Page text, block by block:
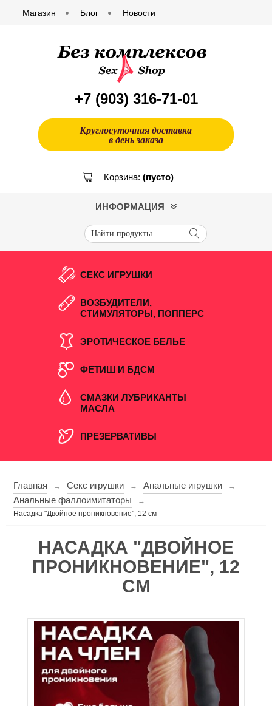
Магазин Блог Новости
+7 (903) 316-71-01
Круглосуточная доставка
в день заказа
Корзина: (пусто)
ИНФОРМАЦИЯ
СЕКС ИГРУШКИ
ВОЗБУДИТЕЛИ,
СТИМУЛЯТОРЫ, ПОППЕРС
ЭРОТИЧЕСКОЕ БЕЛЬЕ
ФЕТИШ И БДСМ
СМАЗКИ ЛУБРИКАНТЫ
МАСЛА
ПРЕЗЕРВАТИВЫ
Главная → Секс игрушки → Анальные игрушки →
Анальные фаллоимитаторы
→
Насадка "Двойное проникновение", 12 см
НАСАДКА "ДВОЙНОЕ
ПРОНИКНОВЕНИЕ", 12
СМ